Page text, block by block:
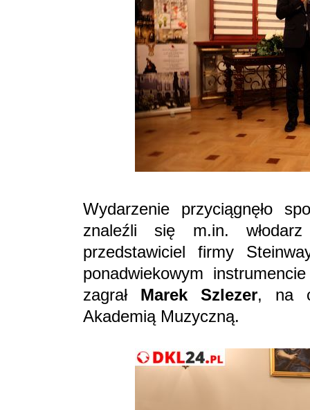
Wydarzenie przyciągnęło
znaleźli się m.in.
przedstawiciel firmy
ponadwiekowym
zagrał Marek Szlezer, na
Akademią Muzyczną.